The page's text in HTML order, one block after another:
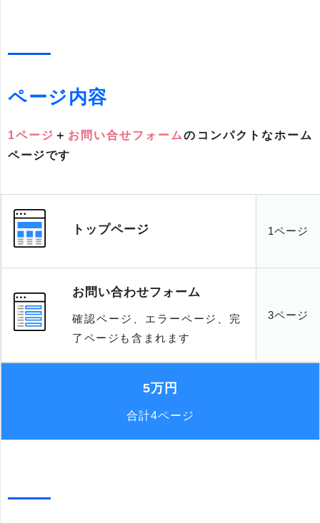
ページ内容
1ページ ＋ お問い合せフォームのコンパクトなホーム
ページです
トップページ 1ページ
お問い合わせフォーム
確認ページ、エラーページ、完
了ページも含まれます
3ページ
5万円
合計4ページ